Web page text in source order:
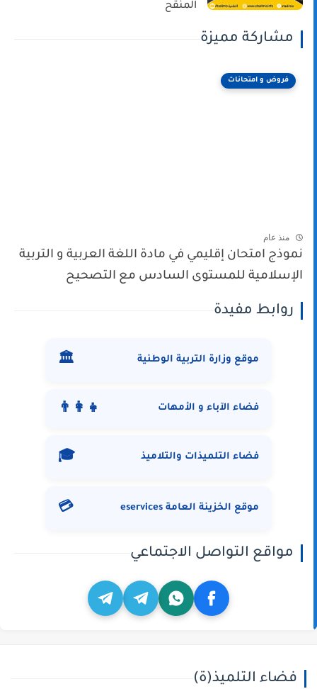
المنقح
مشاركة مميزة
فروض و امتحانات
منذ عام
نموذج امتحان إقليمي في مادة اللغة العربية و التربية
الإسلامية للمستوى السادس مع التصحيح
روابط مفيدة
موقع وزارة التربية الوطنية 🏛️
فضاء الآباء و الأمهات 👨‍👩‍👧
فضاء التلميذات والتلاميذ 🎓
موقع الخزينة العامة eservices 💳
مواقع التواصل الاجتماعي
فضاء التلميذ(ة)